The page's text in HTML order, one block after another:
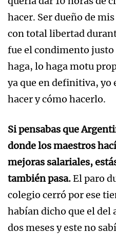
hacer. Ser dueño de
con total libertad
fue el condimento justo
haga, lo haga motu
ya que en definitiva, yo
hacer y cómo hacerlo.
Si pensabas que
donde los maestros
mejoras salariales,
también pasa.El paro
colegio cerró por ese
habían dicho que el del
dos meses y este no